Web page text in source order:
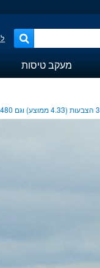
מעקב טיסות
3הצבעות (4.33ממוצע) וגם